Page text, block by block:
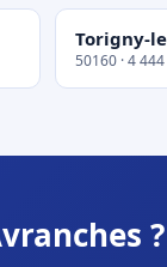
Torigny-
50160 · 4
?